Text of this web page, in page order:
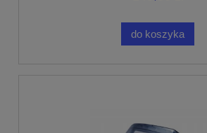
do koszyka